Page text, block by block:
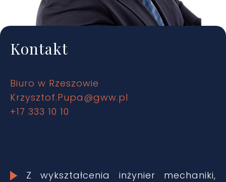
Kontakt
Biuro w Rzeszowie
Krzysztof.Pupa@gww.pl
+17 333 10 10
Z wykształcenia inżynier mechaniki,